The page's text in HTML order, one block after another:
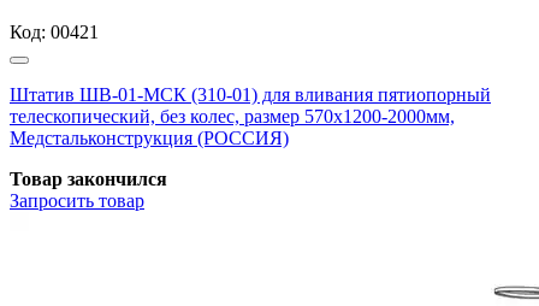
Код: 00421
Штатив ШВ-01-МСК (310-01) для вливания пятиопорный
телескопический, без колес, размер 570х1200-2000мм,
Медстальконструкция (РОССИЯ)
Товар закончился
Запросить товар